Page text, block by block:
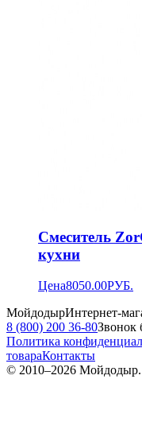
Смеситель
кухни
Цена8050.00РУБ.
МойдодырИнтернет-
8 (800) 200 36-80Звонок
Политика
товараКонтакты
© 2010–2026 Мойдодыр.